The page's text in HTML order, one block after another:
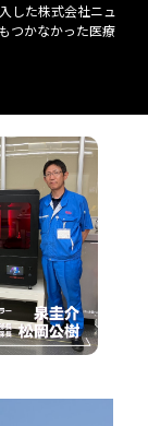
した株式会社ニュ
つかなかった医療